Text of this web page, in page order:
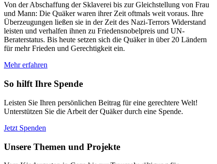
Von der Abschaffung der Sklaverei bis zur Gleichstellung von Frau
und Mann: Die Quäker waren ihrer Zeit oftmals weit voraus. Ihre
Überzeugungen ließen sie in der Zeit des Nazi-Terrors Widerstand
leisten und verhalfen ihnen zu Friedensnobelpreis und UN-
Beraterstatus. Bis heute setzen sich die Quäker in über 20 Ländern
für mehr Frieden und Gerechtigkeit ein.
Mehr erfahren
So hilft Ihre Spende
Leisten Sie Ihren persönlichen Beitrag für eine gerechtere Welt!
Unterstützen Sie die Arbeit der Quäker durch eine Spende.
Jetzt Spenden
Unsere Themen und Projekte